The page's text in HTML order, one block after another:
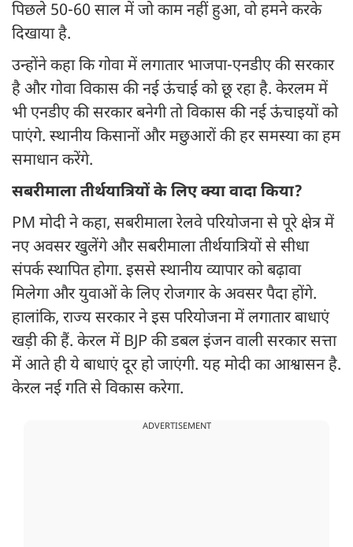
पिछले 50-60 साल में जो काम नहीं हुआ, वो हमने करके
दिखाया है.
उन्होंने कहा कि गोवा में लगातार भाजपा-एनडीए की सरकार
है और गोवा विकास की नई ऊंचाई को छू रहा है. केरलम में
भी एनडीए की सरकार बनेगी तो विकास की नई ऊंचाइयों को
पाएंगे. स्थानीय किसानों और मछुआरों की हर समस्या का हम
समाधान करेंगे.
सबरीमाला तीर्थयात्रियों के लिए क्या वादा किया?
PM मोदी ने कहा, सबरीमाला रेलवे परियोजना से पूरे क्षेत्र में
नए अवसर खुलेंगे और सबरीमाला तीर्थयात्रियों से सीधा
संपर्क स्थापित होगा. इससे स्थानीय व्यापार को बढ़ावा
मिलेगा और युवाओं के लिए रोजगार के अवसर पैदा होंगे.
हालांकि, राज्य सरकार ने इस परियोजना में लगातार बाधाएं
खड़ी की हैं. केरल में BJP की डबल इंजन वाली सरकार सत्ता
में आते ही ये बाधाएं दूर हो जाएंगी. यह मोदी का आश्वासन है.
केरल नई गति से विकास करेगा.
ADVERTISEMENT